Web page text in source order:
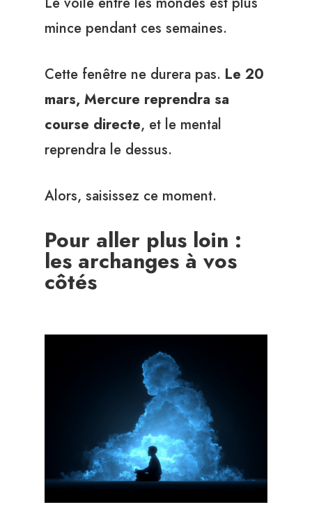
mince pendant ces semaines.
Cette fenêtre ne durera pas. Le 20
mars, Mercure reprendra sa
course directe, et le mental
reprendra le dessus.
Alors, saisissez ce moment.
Pour aller plus loin :
les archanges à vos
côtés